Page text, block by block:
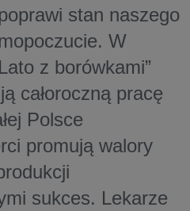
stan naszego
W
z borówkami”
całoroczną pracę
Polsce
promują walory
sukces. Lekarze